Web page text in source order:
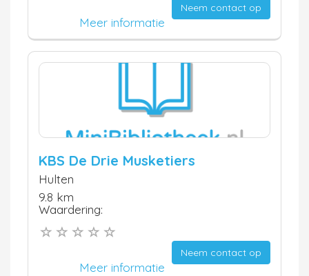
Neem contact op
Meer informatie
KBS De Drie Musketiers
Hulten
9.8 km
Waardering:
Neem contact op
Meer informatie